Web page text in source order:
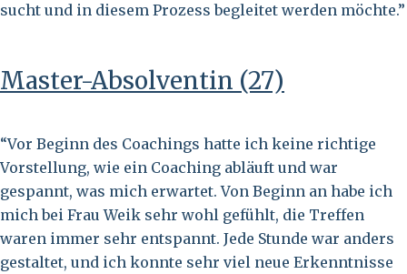
sucht und in diesem Prozess begleitet werden möchte.”
Master-Absolventin (27)
“Vor Beginn des Coachings hatte ich keine richtige
Vorstellung, wie ein Coaching abläuft und war
gespannt, was mich erwartet. Von Beginn an habe ich
mich bei Frau Weik sehr wohl gefühlt, die Treffen
waren immer sehr entspannt. Jede Stunde war anders
gestaltet, und ich konnte sehr viel neue Erkenntnisse